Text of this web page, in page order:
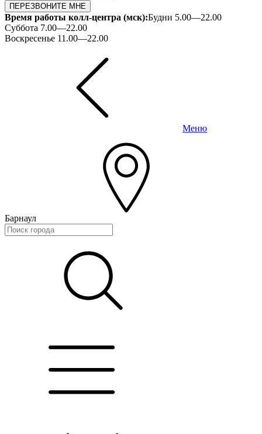
ПЕРЕЗВОНИТЕ МНЕ
Время работы колл-центра (мск):Будни 5.00—22.00
Суббота 7.00—22.00
Воскресенье 11.00—22.00
Меню
Барнаул